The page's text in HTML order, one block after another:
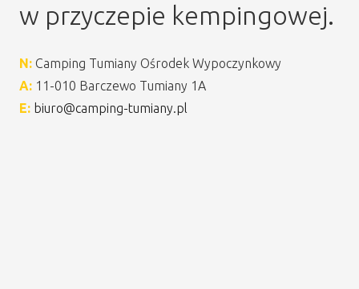
w przyczepie kempingowej.
N: Camping Tumiany Ośrodek Wypoczynkowy
A: 11-010 Barczewo Tumiany 1A
E: biuro@camping-tumiany.pl